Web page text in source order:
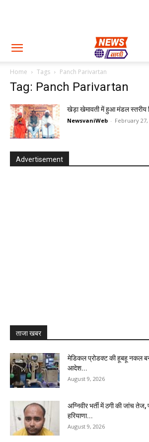
Home Tags Panch Parivartan
Tag: Panch Parivartan
खेड़ा खेमावती में हुआ मंडल स्तरीय
NewsvaniWeb - February 27,
Advertisement
ताजा खबर
मेडिकल प्रोडक्ट की हूबहू नकल
आदेश...
August 9, 2026
अग्निवीर भर्ती में ठगी की जांच तेज,
हरियाणा...
August 9, 2026